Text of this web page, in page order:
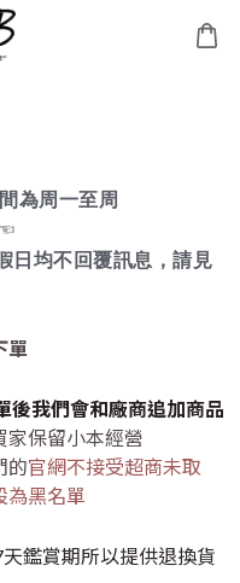
為周一至周
日均不回覆訊息，請見
單
後我們會和廠商追加商品
家保留小本經營
的官網不接受超商未取
為黑名單
鑑賞期所以提供退換貨